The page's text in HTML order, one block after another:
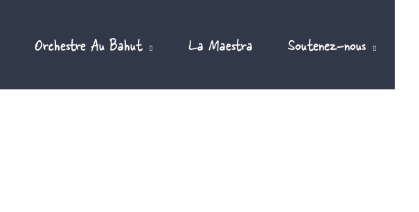
Orchestre Au Bahut La Maestra Soutenez-nous